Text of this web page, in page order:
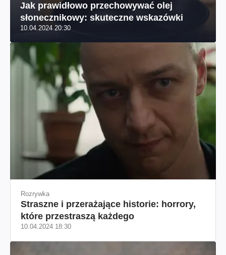
Jak prawidłowo przechowywać olej
słonecznikowy: skuteczne wskazówki
10.04.2024 20:30
Rozrywka
Straszne i przerażające historie: horrory,
które przestraszą każdego
10.04.2024 18:30